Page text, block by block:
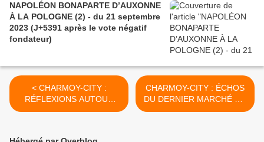
NAPOLÉON BONAPARTE D’AUXONNE
À LA POLOGNE (2) - du 21 septembre
2023 (J+5391 après le vote négatif
fondateur)
< CHARMOY-CITY :
RÉFLEXIONS AUTOUR
D’UN AVIS DE DÉPÔT DE
CHARMOY-CITY : ÉCHOS
DU DERNIER MARCHÉ DU
DIMANCHE SUR UN AIR